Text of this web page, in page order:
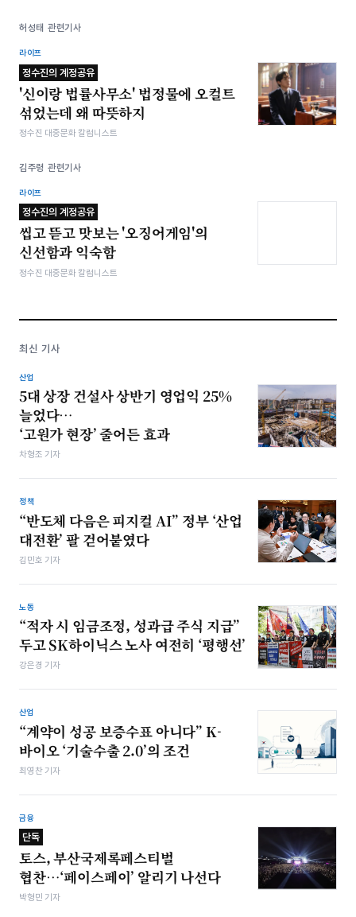
허성태 관련기사
라이프
정수진의 계정공유
'신이랑 법률사무소' 법정물에 오컬트
섞었는데 왜 따뜻하지
정수진 대중문화 칼럼니스트
김주령 관련기사
라이프
정수진의 계정공유
씹고 뜯고 맛보는 '오징어게임'의
신선함과 익숙함
정수진 대중문화 칼럼니스트
최신 기사
산업
5대 상장 건설사 상반기 영업익 25%
늘었다…
‘고원가 현장’ 줄어든 효과
차형조 기자
정책
“반도체 다음은 피지컬 AI” 정부 ‘산업
대전환’ 팔 걷어붙였다
김민호 기자
노동
“적자 시 임금조정, 성과급 주식 지급”
두고 SK하이닉스 노사 여전히 ‘평행선’
강은경 기자
산업
“계약이 성공 보증수표 아니다” K-
바이오 ‘기술수출 2.0’의 조건
최영찬 기자
금융
단독
토스, 부산국제록페스티벌
협찬…‘페이스페이’ 알리기 나선다
박형민 기자